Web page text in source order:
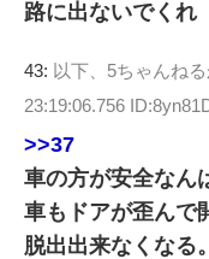
路に出ないでくれ
43: 以下、5ちゃんね
23:19:06.756
>>37
車の方が安全なん
車もドアが歪んで
脱出出来なくなる。